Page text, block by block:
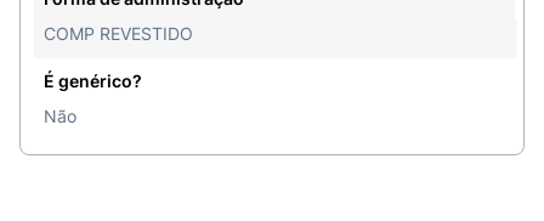
COMP REVESTIDO
É genérico?
Não